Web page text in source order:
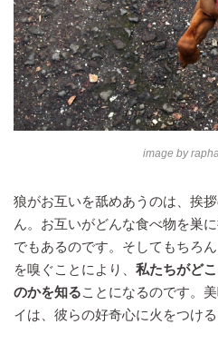
image by
狼がお互いを舐めあうのは、挨
ん。お互いがどんな食べ物を巣
でもあるのです。そしてもちろ
を嗅ぐことにより、 私たちがど
のかを知ることになるのです。
イは、彼らの好奇心に火をつける